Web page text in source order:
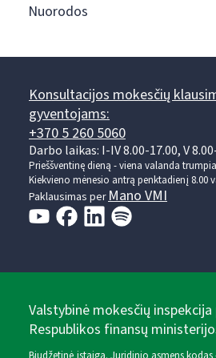
Nuorodos
Konsultacijos mokesčių
gyventojams:
+370 5 260 5060
Darbo laikas: I-IV 8.00-17.00, V
Prieššventinę dieną - viena valanda
Kiekvieno mėnesio antrą penktadienį 8.00
Paklausimas per Mano VMI
Valstybinė mokesčių
Respublikos finansų